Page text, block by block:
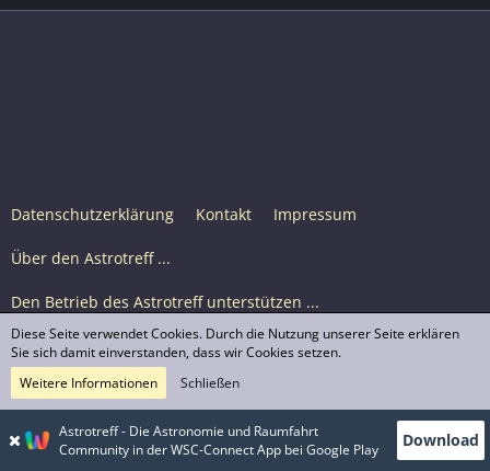
Datenschutzerklärung Kontakt Impressum
Über den Astrotreff ...
Den Betrieb des Astrotreff unterstützen ...
Nutzungsbedingungen
© Astrotreff 2001-2026, lizenziert unter CC BY-SA,
sofern für einzelne Inhalte nicht anders angegeben
Astrotreff - Die Astronomie und Raumfahrt
Community in der WSC-Connect App bei Google Play
Download
Diese Seite verwendet Cookies. Durch die Nutzung unserer Seite erklären
Sie sich damit einverstanden, dass wir Cookies setzen.
Weitere Informationen
Schließen